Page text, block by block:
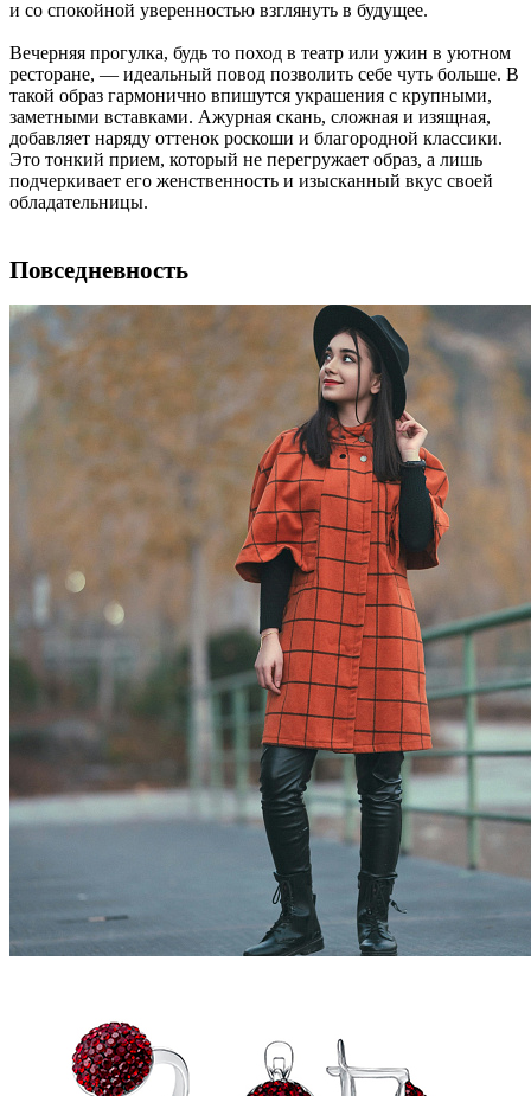
и со спокойной уверенностью взглянуть в будущее.
Вечерняя прогулка, будь то поход в театр или ужин в уютном
ресторане, — идеальный повод позволить себе чуть больше. В
такой образ гармонично впишутся украшения с крупными,
заметными вставками. Ажурная скань, сложная и изящная,
добавляет наряду оттенок роскоши и благородной классики.
Это тонкий прием, который не перегружает образ, а лишь
подчеркивает его женственность и изысканный вкус своей
обладательницы.
Повседневность